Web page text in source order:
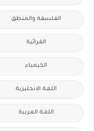
الفلسفة والمنطق
القرائية
الكيمياء
اللغة الانجليزية
اللغة العربية